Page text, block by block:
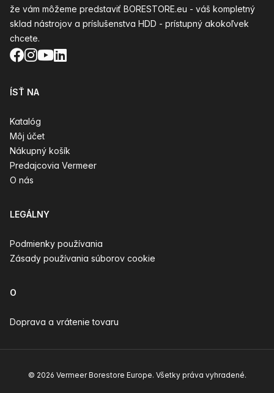
že vám môžeme predstaviť BORESTORE.eu - váš kompletný
sklad nástrojov a príslušenstva HDD - prístupný akokoľvek
chcete.
Facebook
Instagram
YouTube
LinkedIn
ÍSŤ NA
Katalóg
Môj účet
Nákupný košík
Predajcovia Vermeer
O nás
LEGÁLNY
Podmienky používania
Zásady používania súborov cookie
O
Doprava a vrátenie tovaru
© 2026 Vermeer Borestore Europe. Všetky práva vyhradené.